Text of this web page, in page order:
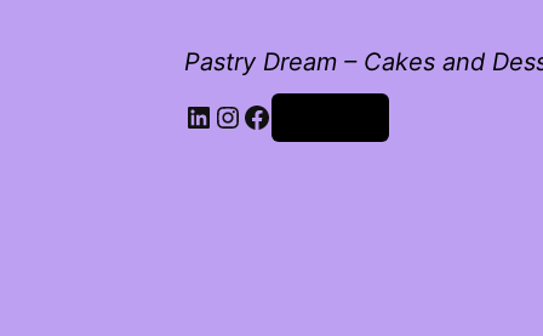
Pastry Dream – Cakes and
LinkedIn
Instagram
Facebook